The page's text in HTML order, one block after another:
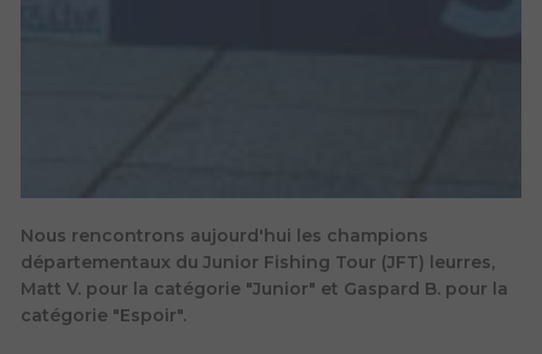
Nous rencontrons aujourd'hui les champions
départementaux du Junior Fishing Tour (JFT) leurres,
Matt V. pour la catégorie "Junior" et Gaspard B. pour la
catégorie "Espoir".